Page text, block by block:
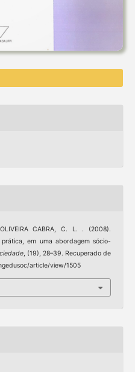
CABRA, C. L. . (2008).
prática, em uma abordagem sócio-
, (19), 28–39. Recuperado de
article/view/1505